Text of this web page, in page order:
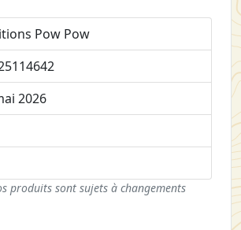
Pow Pow
2026
produits sont sujets à changements